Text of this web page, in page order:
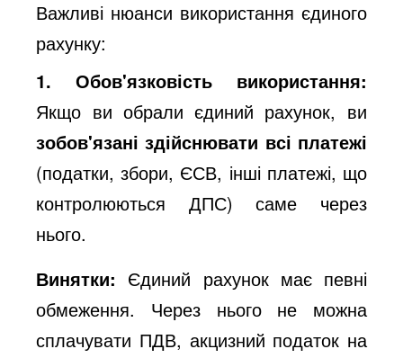
Важливі нюанси використання єдиного
рахунку:
1. Обов'язковість використання:
Якщо ви обрали єдиний рахунок, ви
зобов'язані здійснювати всі платежі
(податки, збори, ЄСВ, інші платежі, що
контролюються ДПС) саме через
нього.
Винятки: Єдиний рахунок має певні
обмеження. Через нього не можна
сплачувати ПДВ, акцизний податок на